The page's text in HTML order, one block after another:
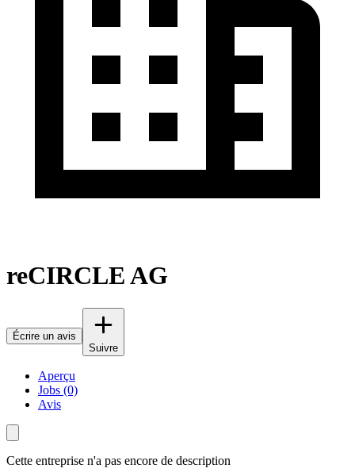
reCIRCLE AG
Écrire un avis
Suivre
Aperçu
Jobs (0)
Avis
Cette entreprise n'a pas encore de description